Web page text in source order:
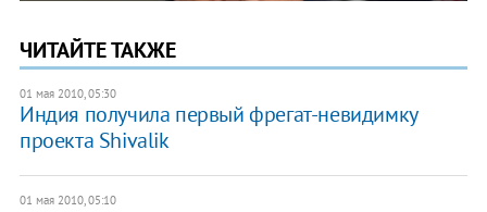
ЧИТАЙТЕ ТАКЖЕ
01 мая 2010, 05:30
Индия получила первый фрегат-невидимку
проекта Shivalik
01 мая 2010, 05:10